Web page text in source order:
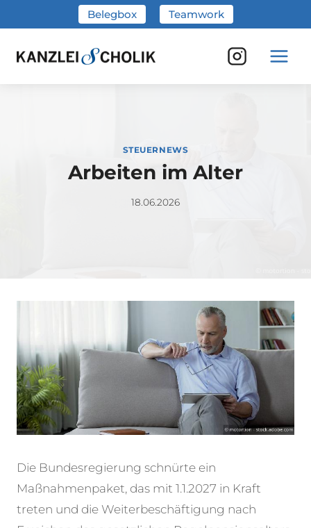
Inhalt
springen
Belegbox Teamwork
STEUERNEWS
Arbeiten im Alter
18.06.2026
Die Bundesregierung schnürte ein
Maßnahmenpaket, das mit 1.1.2027 in Kraft
treten und die Weiterbeschäftigung nach